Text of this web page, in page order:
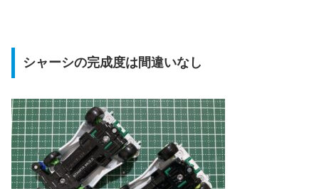
シャーシの完成度は間違いなし